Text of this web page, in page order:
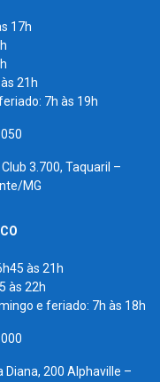
17h
21h
7h às 19h
3.700, Taquaril –
MG
às 21h
às 22h
e feriado: 7h às 18h
Diana, 200 Alphaville –